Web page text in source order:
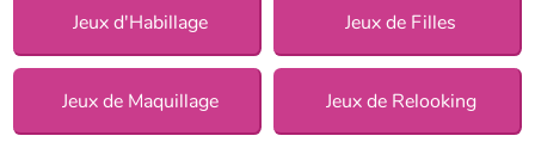
Jeux d'Habillage Jeux de Filles
Jeux de Maquillage Jeux de Relooking